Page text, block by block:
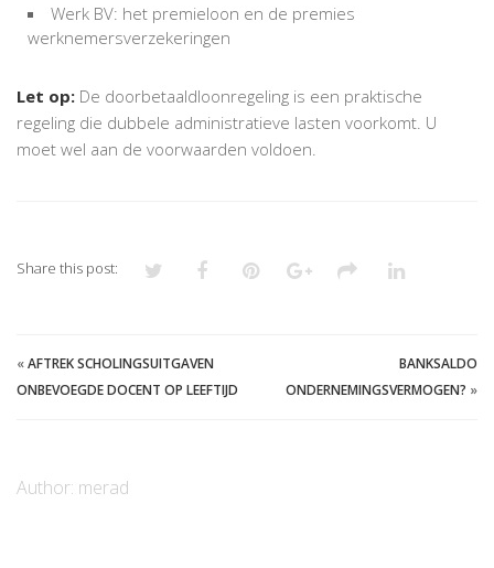
Werk BV: het premieloon en de premies
werknemersverzekeringen
Let op: De doorbetaaldloonregeling is een praktische
regeling die dubbele administratieve lasten voorkomt. U
moet wel aan de voorwaarden voldoen.
Share this post:
«AFTREK SCHOLINGSUITGAVEN
ONBEVOEGDE DOCENT OP LEEFTIJD
BANKSALDO
ONDERNEMINGSVERMOGEN? »
Author: merad